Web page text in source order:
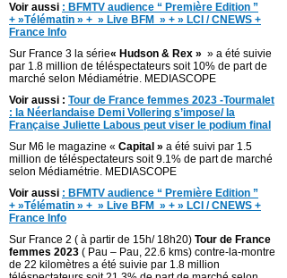
Voir aussi : BFMTV audience “ Première Edition ”
+ »Télématin » + » Live BFM » + » LCI / CNEWS +
France Info
Sur France 3 la série« Hudson & Rex » » a été suivie
par 1.8 million de téléspectateurs soit 10% de part de
marché selon Médiamétrie. MEDIASCOPE
Voir aussi : Tour de France femmes 2023 -Tourmalet
: la Néerlandaise Demi Vollering s’impose/ la
Française Juliette Labous peut viser le podium final
Sur M6 le magazine « Capital » a été suivi par 1.5
million de téléspectateurs soit 9.1% de part de marché
selon Médiamétrie. MEDIASCOPE
Voir aussi : BFMTV audience “ Première Edition ”
+ »Télématin » + » Live BFM » + » LCI / CNEWS +
France Info
Sur France 2 ( à partir de 15h/ 18h20) Tour de France
femmes 2023 ( Pau – Pau, 22.6 kms) contre-la-montre
de 22 kilomètres a été suivie par 1.8 million